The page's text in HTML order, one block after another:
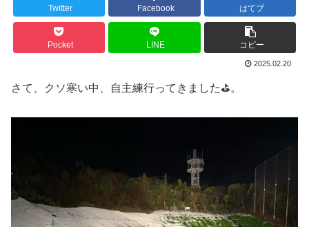
Twitter Facebook はてブ
Pocket LINE コピー
2025.02.20
さて、クソ寒い中、自主練行ってきました⛳️。